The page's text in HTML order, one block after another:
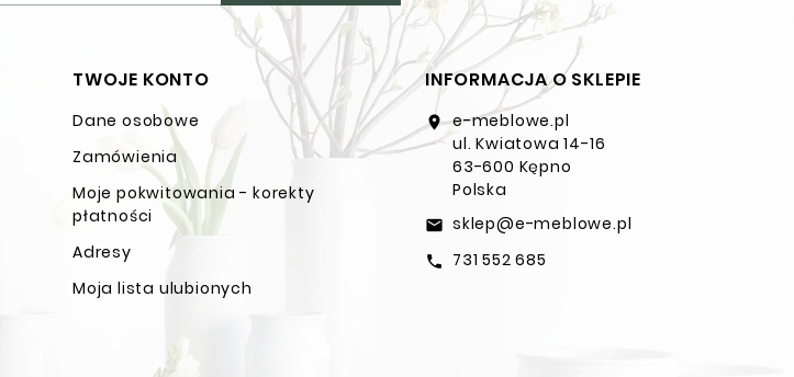
TWOJE KONTO
Dane osobowe
Zamówienia
Moje pokwitowania - korekty
płatności
Adresy
Moja lista ulubionych
INFORMACJA O SKLEPIE
location_on e-meblowe.pl
ul. Kwiatowa 14-16
63-600 Kępno
Polska
email sklep@e-meblowe.pl
call 731 552 685